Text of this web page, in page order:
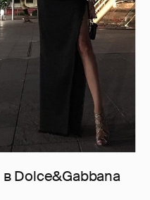
Dolce&Gabbana